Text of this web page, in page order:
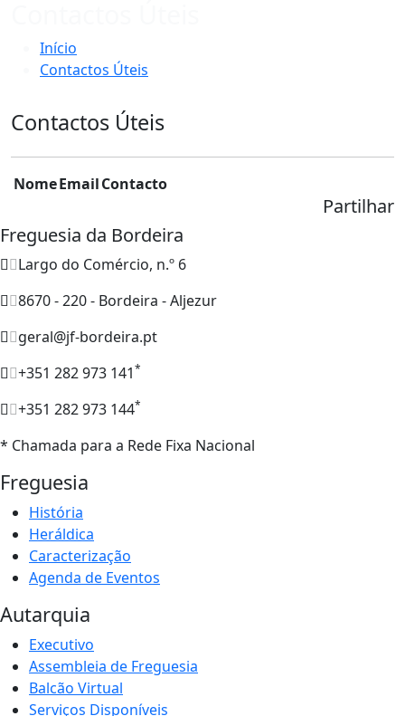
Início
Contactos Úteis
Contactos Úteis
NomeEmailContacto
Partilhar
Freguesia da Bordeira
Largo do Comércio, n.º 6
8670 - 220 - Bordeira - Aljezur
geral@jf-bordeira.pt
+351 282 973 141*
+351 282 973 144*
* Chamada para a Rede Fixa Nacional
Freguesia
História
Heráldica
Caracterização
Agenda de Eventos
Autarquia
Executivo
Assembleia de Freguesia
Balcão Virtual
Serviços Disponíveis